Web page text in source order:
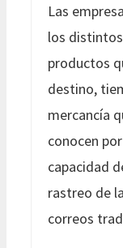
Las
los
productos
destino,
mercancía
conocen
capacidad
rastreo de
correos